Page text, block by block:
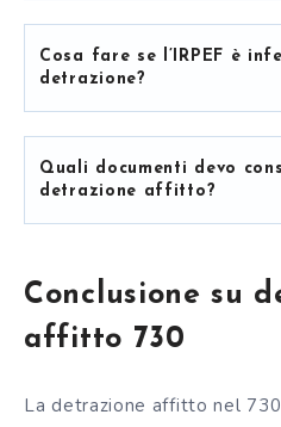
Cosa fare se l’IRPEF è
detrazione?
Quali documenti devo
detrazione affitto?
Conclusione su
affitto 730
La detrazione affitto nel 730